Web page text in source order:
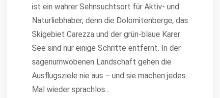
ist ein wahrer Sehnsuchtsort für Aktiv- und
Naturliebhaber, denn die Dolomitenberge, das
Skigebiet Carezza und der grün-blaue Karer
See sind nur einige Schritte entfernt. In der
sagenumwobenen Landschaft gehen die
Ausflugsziele nie aus – und sie machen jedes
Mal wieder sprachlos...